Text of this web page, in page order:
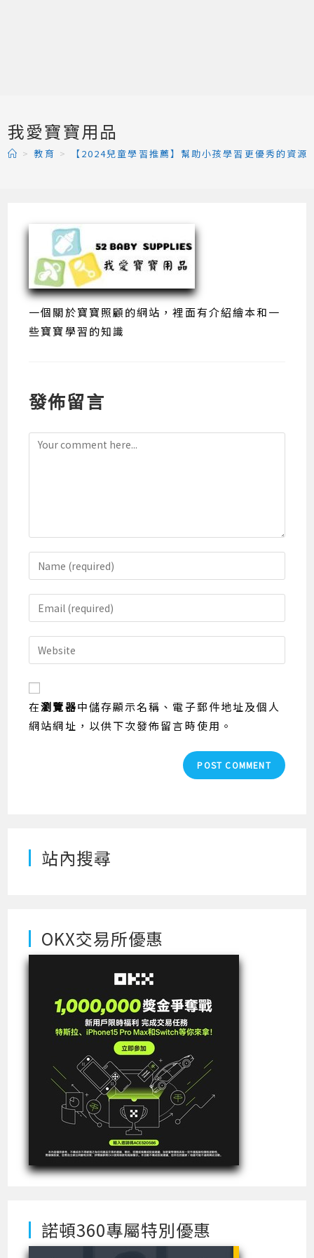
我愛寶寶用品
> 教育 > 【2024兒童學習推薦】幫助小孩學習更優秀的資源
一個關於寶寶照顧的網站，裡面有介紹繪本和一
些寶寶學習的知識
發佈留言
Comment
Enter
your
name
or
to
comment
Enter
your
email
address
comment
Enter
your
website
URL
(optional)
在瀏覽器中儲存顯示名稱、電子郵件地址及個人
網站網址，以供下次發佈留言時使用。
站內搜尋
OKX交易所優惠
諾頓360專屬特別優惠